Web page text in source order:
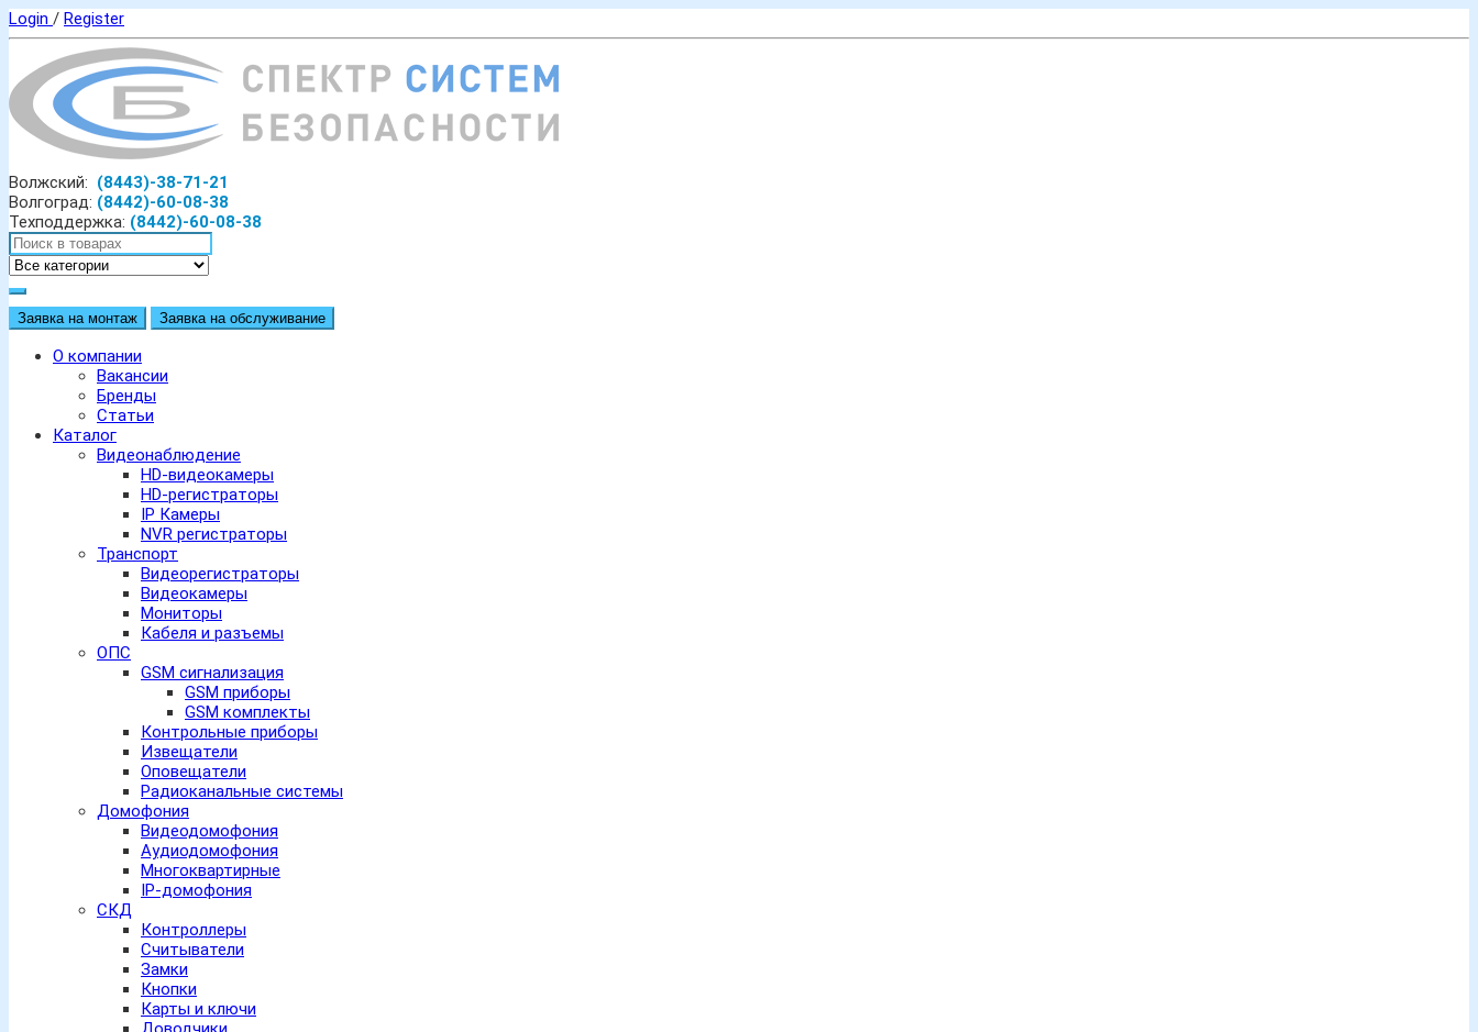
Login / Register
Волжский: (8443)-38-71-21
Волгоград: (8442)-60-08-38
Техподдержка: (8442)-60-08-38
Заявка на монтаж Заявка на обслуживание
О компании
Вакансии
Бренды
Статьи
Каталог
Видеонаблюдение
HD-видеокамеры
HD-регистраторы
IP Камеры
NVR регистраторы
Транспорт
Видеорегистраторы
Видеокамеры
Мониторы
Кабеля и разъемы
ОПС
GSM сигнализация
GSM приборы
GSM комплекты
Контрольные приборы
Извещатели
Оповещатели
Радиоканальные системы
Домофония
Видеодомофония
Аудиодомофония
Многоквартирные
IP-домофония
СКД
Контроллеры
Считыватели
Замки
Кнопки
Карты и ключи